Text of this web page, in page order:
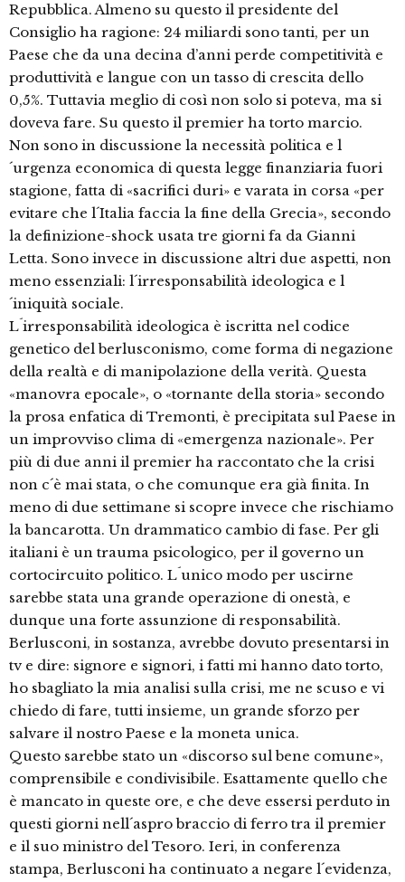
Repubblica. Almeno su questo il presidente del
Consiglio ha ragione: 24 miliardi sono tanti, per un
Paese che da una decina d’anni perde competitività e
produttività e langue con un tasso di crescita dello
0,5%. Tuttavia meglio di così non solo si poteva, ma si
doveva fare. Su questo il premier ha torto marcio.
Non sono in discussione la necessità politica e l
´urgenza economica di questa legge finanziaria fuori
stagione, fatta di «sacrifici duri» e varata in corsa «per
evitare che l´Italia faccia la fine della Grecia», secondo
la definizione-shock usata tre giorni fa da Gianni
Letta. Sono invece in discussione altri due aspetti, non
meno essenziali: l´irresponsabilità ideologica e l
´iniquità sociale.
L´irresponsabilità ideologica è iscritta nel codice
genetico del berlusconismo, come forma di negazione
della realtà e di manipolazione della verità. Questa
«manovra epocale», o «tornante della storia» secondo
la prosa enfatica di Tremonti, è precipitata sul Paese in
un improvviso clima di «emergenza nazionale». Per
più di due anni il premier ha raccontato che la crisi
non c´è mai stata, o che comunque era già finita. In
meno di due settimane si scopre invece che rischiamo
la bancarotta. Un drammatico cambio di fase. Per gli
italiani è un trauma psicologico, per il governo un
cortocircuito politico. L´unico modo per uscirne
sarebbe stata una grande operazione di onestà, e
dunque una forte assunzione di responsabilità.
Berlusconi, in sostanza, avrebbe dovuto presentarsi in
tv e dire: signore e signori, i fatti mi hanno dato torto,
ho sbagliato la mia analisi sulla crisi, me ne scuso e vi
chiedo di fare, tutti insieme, un grande sforzo per
salvare il nostro Paese e la moneta unica.
Questo sarebbe stato un «discorso sul bene comune»,
comprensibile e condivisibile. Esattamente quello che
è mancato in queste ore, e che deve essersi perduto in
questi giorni nell´aspro braccio di ferro tra il premier
e il suo ministro del Tesoro. Ieri, in conferenza
stampa, Berlusconi ha continuato a negare l´evidenza,